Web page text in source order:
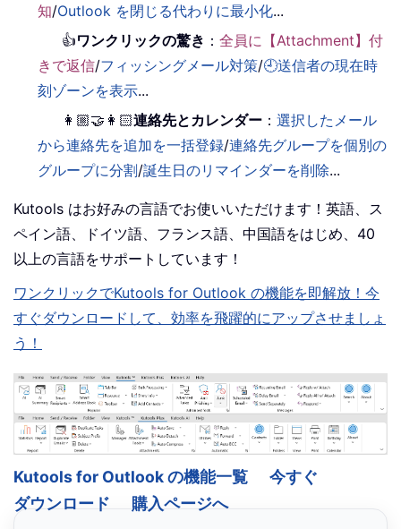
知/Outlook を閉じる代わりに最小化...
👍ワンクリックの驚き ：全員に【Attachment】付
きで返信/フィッシングメール対策/🕘送信者の現在時
刻ゾーンを表示...
👩🏼‍🤝‍👩🏻連絡先とカレンダー ：選択したメール
から連絡先を追加を一括登録/連絡先グループを個別の
グループに分割/誕生日のリマインダーを削除...
Kutools はお好みの言語でお使いいただけます！英語、ス
ペイン語、ドイツ語、フランス語、中国語をはじめ、40
以上の言語をサポートしています！
ワンクリックでKutools for Outlook の機能を即解放！今
すぐダウンロードして、効率を飛躍的にアップさせましょ
う！
Kutools for Outlook の機能一覧
今すぐ
ダウンロード
購入ページへ